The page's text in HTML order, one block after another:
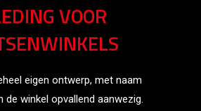
VOOR
eigen ontwerp, met naam
de winkel opvallend aanwezig.